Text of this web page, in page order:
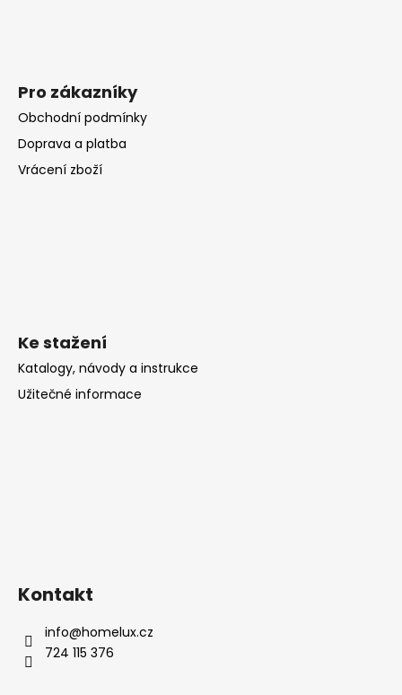
Pro zákazníky
Obchodní podmínky
Doprava a platba
Vrácení zboží
Ke stažení
Katalogy, návody a instrukce
Užitečné informace
Kontakt
info@homelux.cz
724 115 376